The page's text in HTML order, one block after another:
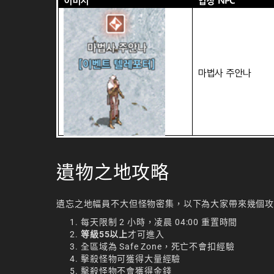
遺物之地攻略
遺忘之地幅員不大但怪物密集，以下為大家帶來幾個
每天限制 2 小時，凌晨 04:00 重置時間
等級55以上才可進入
全區域為 Safe Zone，死亡不會扣經驗
擊殺怪物可獲得大量經驗
擊殺怪物不會獲得金錢